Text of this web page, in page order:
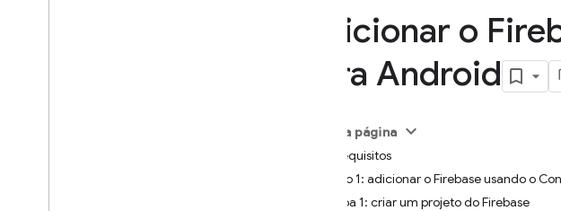
Adicionar o
para Android
Nesta página
Pré-requisitos
Opção 1: adicionar o Firebase usando o
Etapa 1: criar um projeto do Firebase